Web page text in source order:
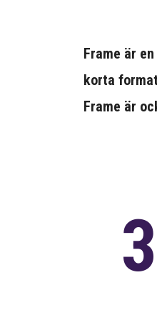
Frame är
korta
Frame är